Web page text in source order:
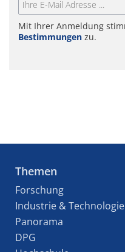
Mit Ihrer Anmeldung
Bestimmungen zu.
Themen
Forschung
Industrie & Technologie
Panorama
DPG